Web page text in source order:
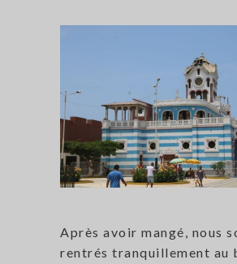
Après avoir mangé, nous
rentrés tranquillement au